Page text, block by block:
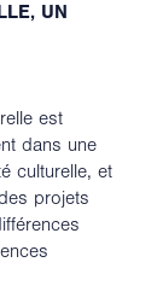
UN
est
dans une
culturelle, et
projets